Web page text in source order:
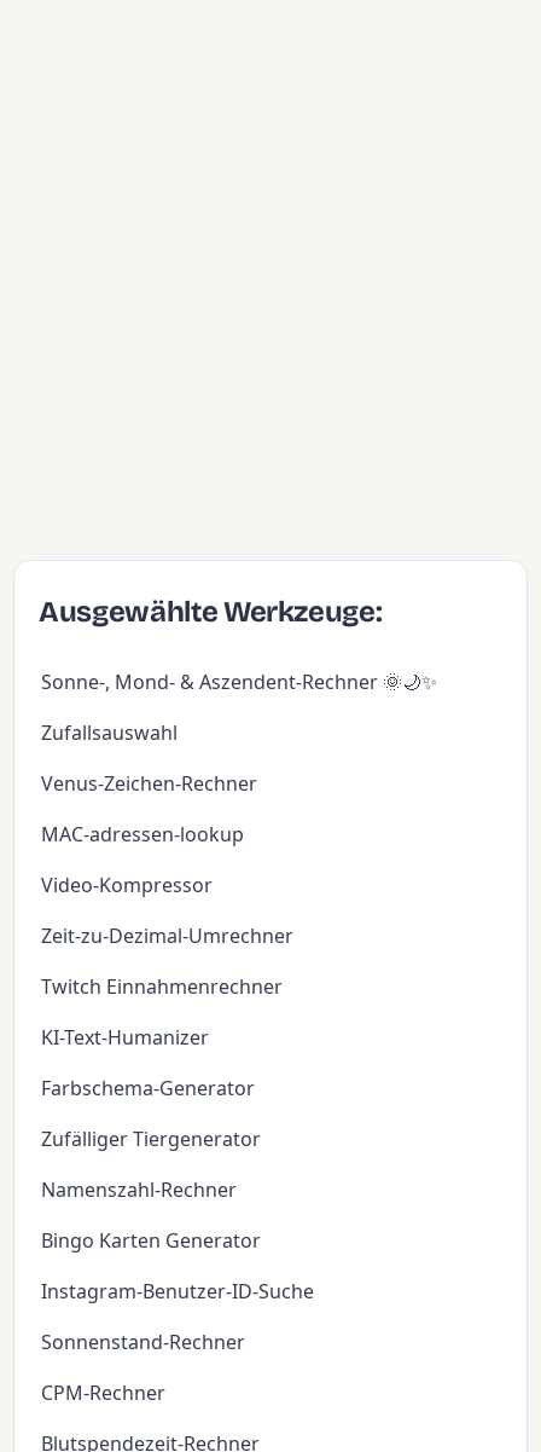
Ausgewählte Werkzeuge:
Sonne-, Mond- & Aszendent-Rechner 🌞🌙✨
Zufallsauswahl
Venus-Zeichen-Rechner
MAC-adressen-lookup
Video-Kompressor
Zeit-zu-Dezimal-Umrechner
Twitch Einnahmenrechner
KI-Text-Humanizer
Farbschema-Generator
Zufälliger Tiergenerator
Namenszahl-Rechner
Bingo Karten Generator
Instagram-Benutzer-ID-Suche
Sonnenstand-Rechner
CPM-Rechner
Blutspendezeit-Rechner